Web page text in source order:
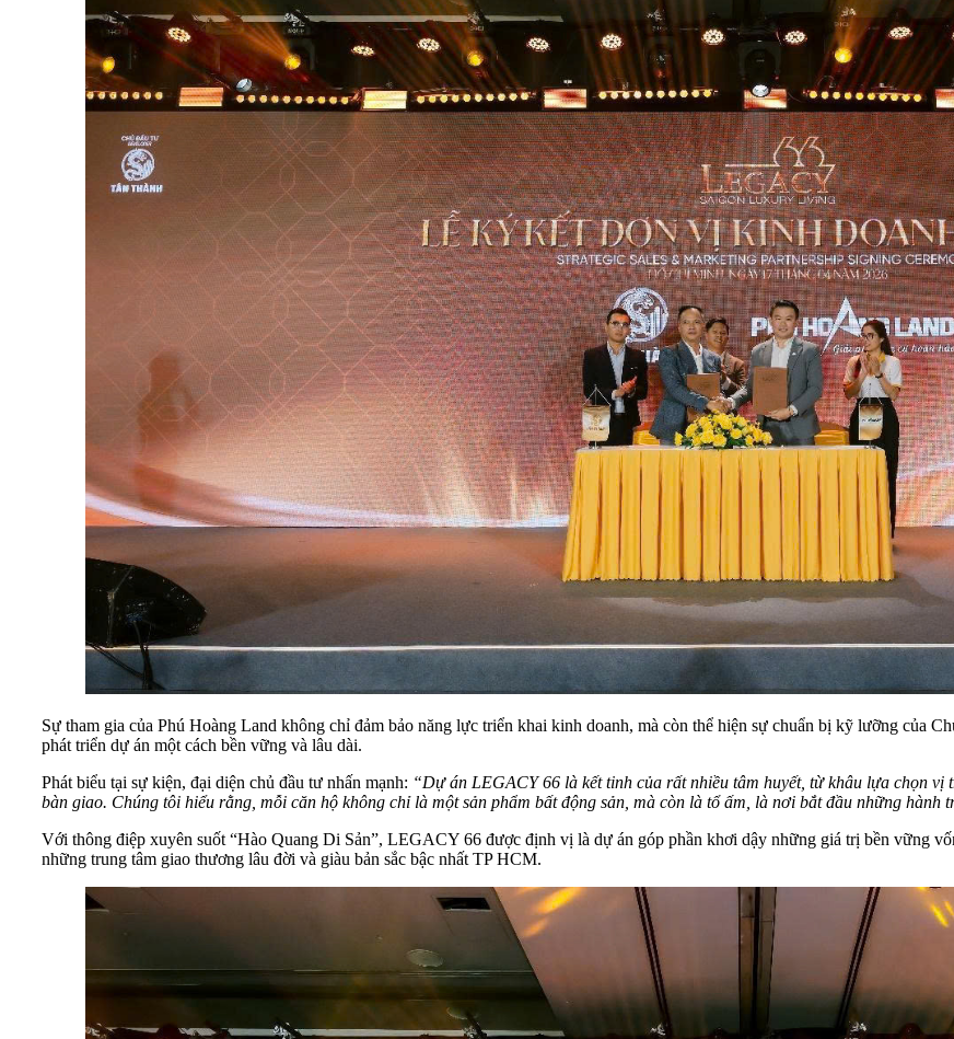
Sự tham gia của Phú Hoàng Land không chỉ đảm bảo năng lực triển khai kinh doanh, mà còn thể hiện sự chuẩn bị kỹ lưỡng của
phát triển dự án một cách bền vững và lâu dài.
Phát biểu tại sự kiện, đại diện chủ đầu tư nhấn mạnh: “Dự án LEGACY 66 là kết tinh của rất nhiều tâm huyết, từ khâu lựa chọn
bàn giao. Chúng tôi hiểu rằng, mỗi căn hộ không chỉ là một sản phẩm bất động sản, mà còn là tổ ấm, là nơi bắt đầu những hành
Với thông điệp xuyên suốt “Hào Quang Di Sản”, LEGACY 66 được định vị là dự án góp phần khơi dậy những giá trị bền vững
những trung tâm giao thương lâu đời và giàu bản sắc bậc nhất TP HCM.